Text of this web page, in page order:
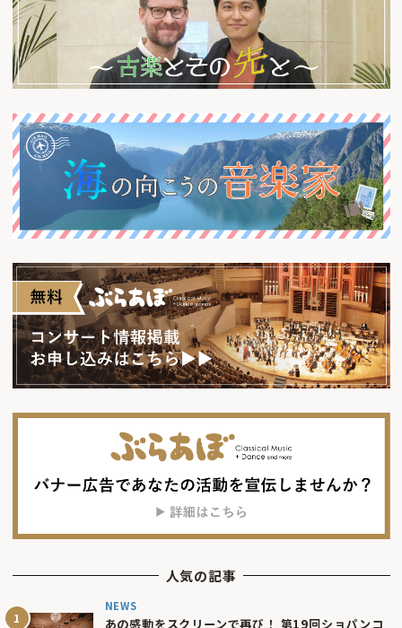
人気の記事
NEWS
あの感動をスクリーンで再び！ 第19回ショパンコ